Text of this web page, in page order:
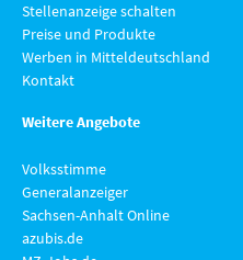
Stellenanzeige schalten
Preise und Produkte
Werben in Mitteldeutschland
Kontakt
Weitere Angebote
Volksstimme
Generalanzeiger
Sachsen-Anhalt Online
azubis.de